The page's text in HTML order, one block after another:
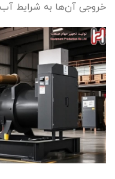
خروجی آن‌ها به شرایط